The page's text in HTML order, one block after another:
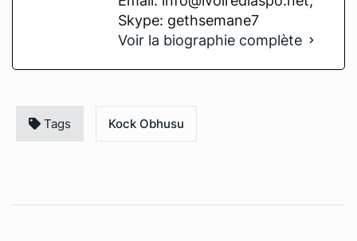
Skype: gethsemane7
Voir la biographie complète
Tags Kock Obhusu